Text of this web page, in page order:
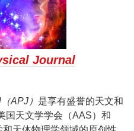
Journal
APJ） 是享有盛誉的天文和
国天文学学会（AAS）和